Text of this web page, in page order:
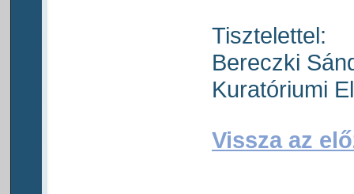
Tisztelettel:
Bereczki
Kuratóriumi
Vissza az